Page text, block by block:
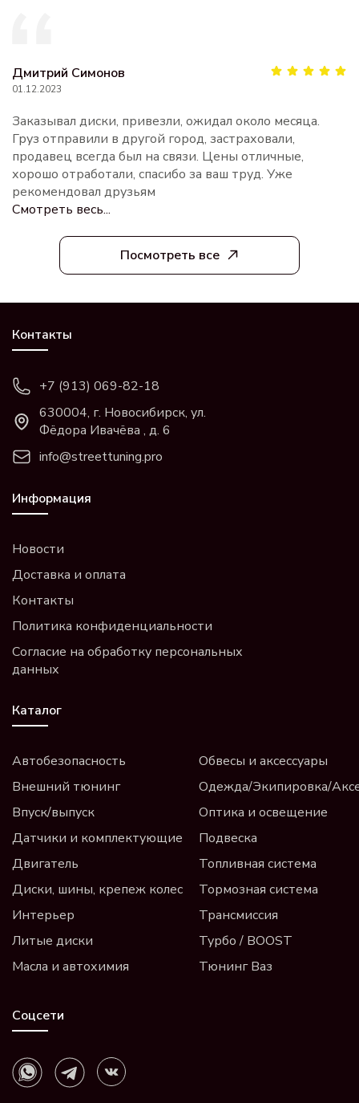
Посмотреть все
Дмитрий Симонов
01.12.2023
Заказывал диски, привезли, ожидал около месяца.
Груз отправили в другой город, застраховали,
продавец всегда был на связи. Цены отличные,
хорошо отработали, спасибо за ваш труд. Уже
рекомендовал друзьям
Смотреть весь...
Контакты
+7 (913) 069-82-18
630004, г. Новосибирск, ул.
Фёдора Ивачёва , д. 6
info@streettuning.pro
Информация
Новости
Доставка и оплата
Контакты
Политика конфиденциальности
Согласие на обработку персональных
данных
Каталог
Автобезопасность
Внешний тюнинг
Впуск/выпуск
Датчики и комплектующие
Двигатель
Диски, шины, крепеж колес
Интерьер
Литые диски
Масла и автохимия
Обвесы и аксессуары
Одежда/Экипировка/
Оптика и освещение
Подвеска
Топливная система
Тормозная система
Трансмиссия
Турбо / BOOST
Тюнинг Ваз
Соцсети